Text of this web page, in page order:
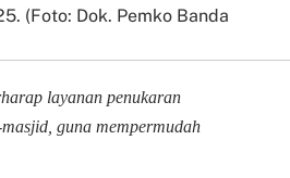
(Foto: Dok. Pemko Banda
layanan penukaran
guna mempermudah